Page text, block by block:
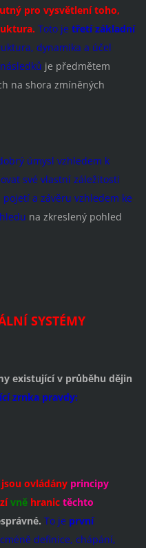
pro vysvětlení toho,
Toto je třetí základní
dynamika a účel
je předmětem
na shora zmíněných
úmysl vzhledem k
své vlastní záležitosti
a závěru vzhledem ke
na zkreslený pohled
SYSTÉMY
existující v průběhu dějin
zrnka pravdy:
ovládány principy
vněhranic těchto
To je první
definice, chápání,